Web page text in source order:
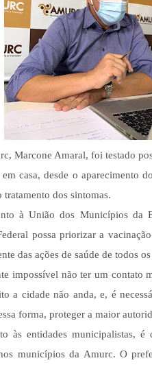
Marcone Amaral, foi testado
casa, desde o aparecimento
dos sintomas.
à União dos Municípios da
possa priorizar a
das ações de saúde de todos
impossível não ter um contato
a cidade não anda, e, é
forma, proteger a maior
às entidades municipalistas, é
municípios da Amurc. O